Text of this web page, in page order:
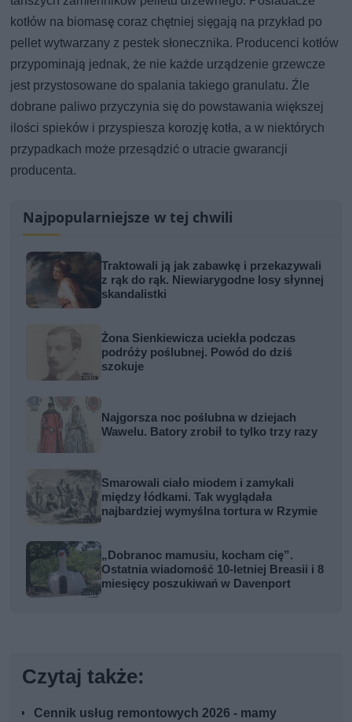
kotłów na biomasę coraz chętniej sięgają na przykład po
pellet wytwarzany z pestek słonecznika. Producenci kotłów
przypominają jednak, że nie każde urządzenie grzewcze
jest przystosowane do spalania takiego granulatu. Źle
dobrane paliwo przyczynia się do powstawania większej
ilości spieków i przyspiesza korozję kotła, a w niektórych
przypadkach może przesądzić o utracie gwarancji
producenta.
Najpopularniejsze w tej chwili
Traktowali ją jak zabawkę i przekazywali
z rąk do rąk. Niewiarygodne losy słynnej
skandalistki
Żona Sienkiewicza uciekła podczas
podróży poślubnej. Powód do dziś
szokuje
Najgorsza noc poślubna w dziejach
Wawelu. Batory zrobił to tylko trzy razy
Smarowali ciało miodem i zamykali
między łódkami. Tak wyglądała
najbardziej wymyślna tortura w Rzymie
„Dobranoc mamusiu, kocham cię”.
Ostatnia wiadomość 10-letniej Breasii i 8
miesięcy poszukiwań w Davenport
Czytaj także:
Cennik usług remontowych 2026 - mamy